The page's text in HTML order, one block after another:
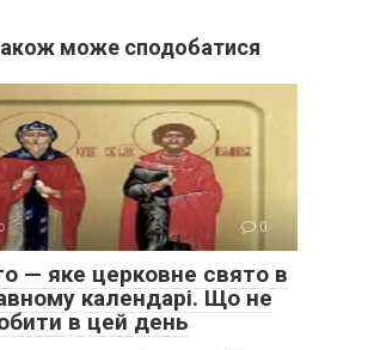
може сподобатися
0
— яке церковне свято в
календарі. Що не
в цей день